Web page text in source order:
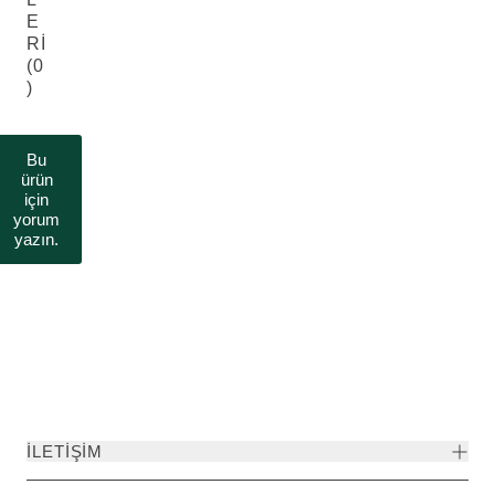
E
RI
(0
)
Bu
ürün
için
yorum
yazın.
İLETIŞIM